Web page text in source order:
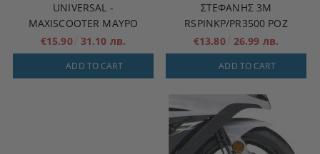
UNIVERSAL -
MAXISCOOTER ΜΑΥΡΟ
€15.90 31.10 лв.
ADD TO CART
ΣΤΕΦΆΝΗΣ 3M
RSPINKP/PR3500 ΡΟΖ
€13.80 26.99 лв.
ADD TO CART